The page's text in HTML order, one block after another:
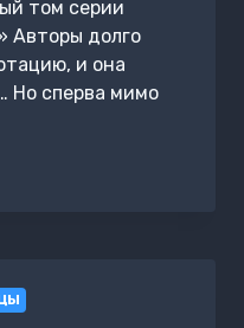
том серии
Авторы долго
и она
Но сперва мимо